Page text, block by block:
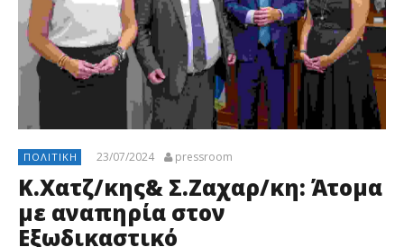
ΠΟΛΙΤΙΚΉ 23/07/2024 pressroom
Κ.Χατζ/κης& Σ.Ζαχαρ/κη: Άτομα
με αναπηρία στον
Εξωδικαστικό